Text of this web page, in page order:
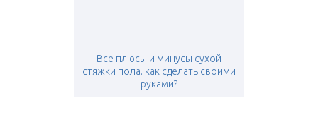
Все плюсы и минусы сухой
стяжки пола. как сделать своими
руками?